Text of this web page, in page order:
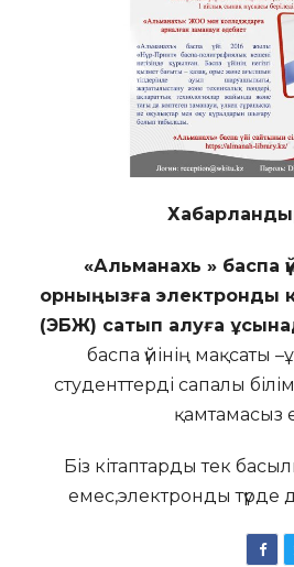
«Альманахь » баспа
орныңызға электронды
(ЭБЖ) сатып алуға
баспа үйінің мақсаты
студенттерді сапалы
қамтамасыз
Біз кітаптарды тек
емес,электронды түрде